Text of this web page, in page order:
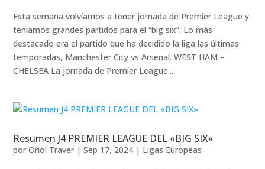
Esta semana volvíamos a tener jornada de Premier League y
teníamos grandes partidos para el “big six”. Lo más
destacado era el partido que ha decidido la liga las últimas
temporadas, Manchester City vs Arsenal. WEST HAM –
CHELSEA La jornada de Premier League...
Resumen J4 PREMIER LEAGUE DEL «BIG SIX»
porOriol Traver |Sep 17, 2024 | Ligas Europeas